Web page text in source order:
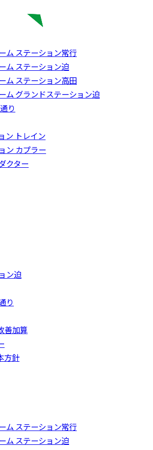
ム ステーション常行
ム ステーション迫
ム ステーション高田
ム グランドステーション迫
り
ン トレイン
ン カプラー
クター
ン迫
り
善加算
方針
ム ステーション常行
ム ステーション迫